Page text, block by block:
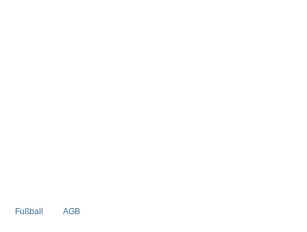
Fußball AGB